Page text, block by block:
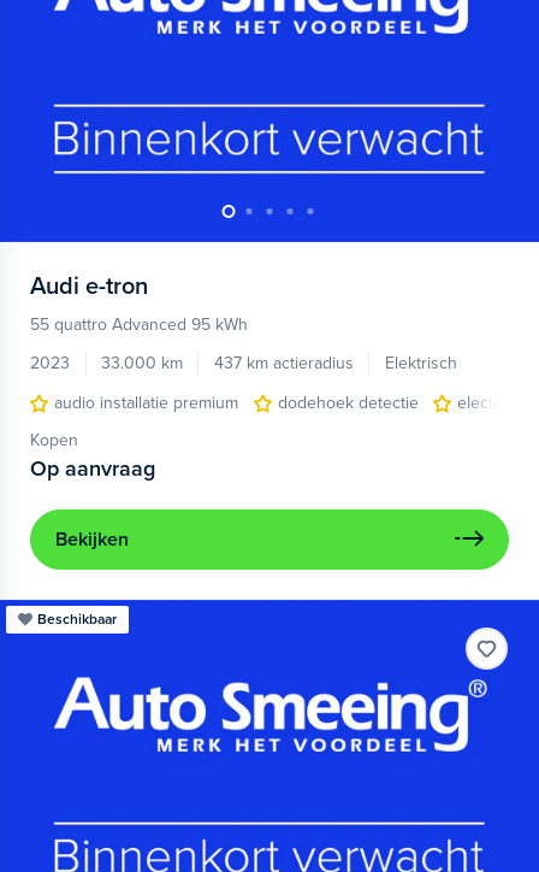
Audi e-tron
55 quattro Advanced 95 kWh
2023
33.000 km 437 km actieradius
Elektrisch
audio installatie premium
dodehoek detectie
electronic
Kopen
Op aanvraag
Bekijken
Beschikbaar